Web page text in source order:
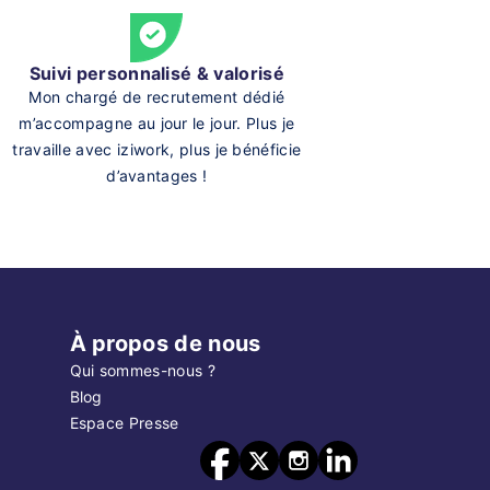
Suivi personnalisé & valorisé
Mon chargé de recrutement dédié
m’accompagne au jour le jour. Plus je
travaille avec iziwork, plus je bénéficie
d’avantages !
À propos de nous
Qui sommes-nous ?
Blog
Espace Presse